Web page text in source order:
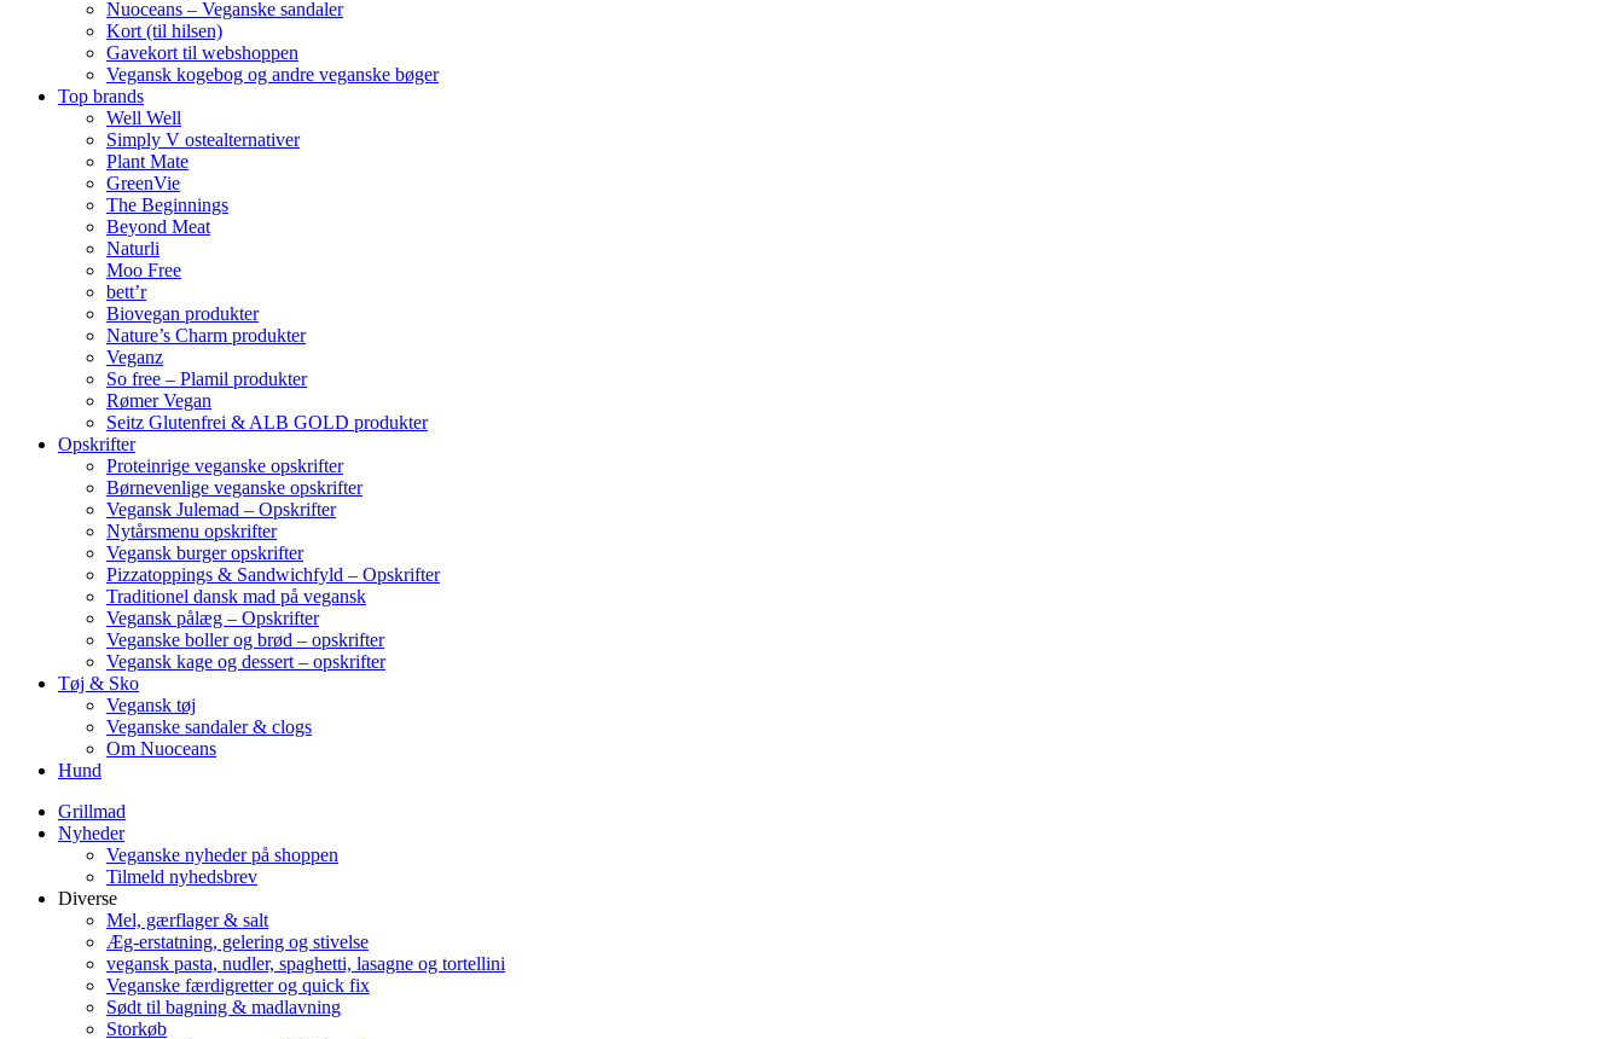
Nuoceans – Veganske sandaler
Kort (til hilsen)
Gavekort til webshoppen
Vegansk kogebog og andre veganske bøger
Top brands
Well Well
Simply V ostealternativer
Plant Mate
GreenVie
The Beginnings
Beyond Meat
Naturli
Moo Free
bett’r
Biovegan produkter
Nature’s Charm produkter
Veganz
So free – Plamil produkter
Rømer Vegan
Seitz Glutenfrei & ALB GOLD produkter
Opskrifter
Proteinrige veganske opskrifter
Børnevenlige veganske opskrifter
Vegansk Julemad – Opskrifter
Nytårsmenu opskrifter
Vegansk burger opskrifter
Pizzatoppings & Sandwichfyld – Opskrifter
Traditionel dansk mad på vegansk
Vegansk pålæg – Opskrifter
Veganske boller og brød – opskrifter
Vegansk kage og dessert – opskrifter
Tøj & Sko
Vegansk tøj
Veganske sandaler & clogs
Om Nuoceans
Hund
Grillmad
Nyheder
Veganske nyheder på shoppen
Tilmeld nyhedsbrev
Diverse
Mel, gærflager & salt
Æg-erstatning, gelering og stivelse
vegansk pasta, nudler, spaghetti, lasagne og tortellini
Veganske færdigretter og quick fix
Sødt til bagning & madlavning
Storkøb